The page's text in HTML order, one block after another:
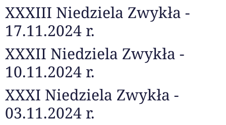
XXXIII Niedziela Zwykła -
17.11.2024 r.
XXXII Niedziela Zwykła -
10.11.2024 r.
XXXI Niedziela Zwykła -
03.11.2024 r.